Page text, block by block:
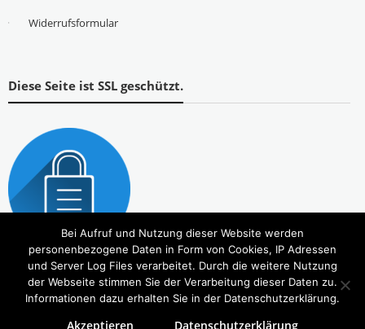
Widerrufsformular
Diese Seite ist SSL geschützt.
Bei Aufruf und Nutzung dieser Website werden
personenbezogene Daten in Form von Cookies, IP Adressen
und Server Log Files verarbeitet. Durch die weitere Nutzung
der Webseite stimmen Sie der Verarbeitung dieser Daten zu.
Informationen dazu erhalten Sie in der Datenschutzerklärung.
Akzeptieren Datenschutzerklärung